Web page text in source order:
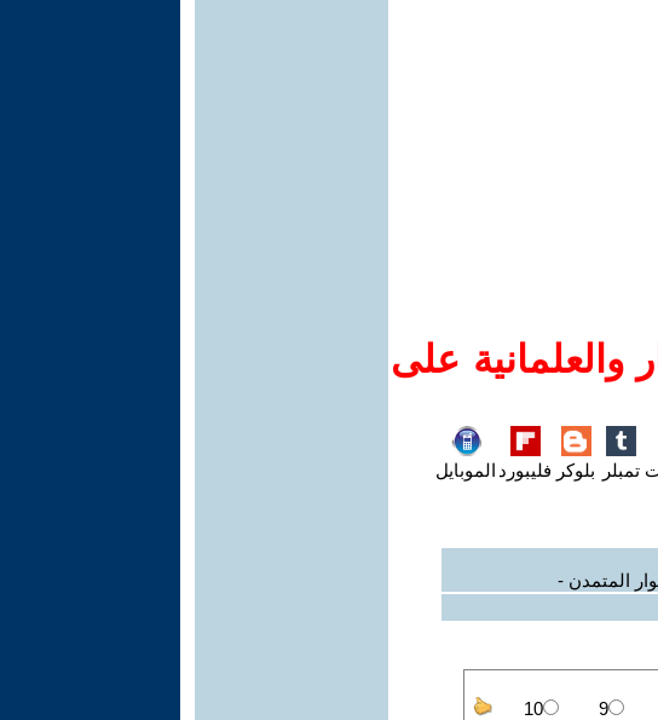
والعلمانية على
تمبلر بلوكر فليبورد الموبايل
المتمدن -